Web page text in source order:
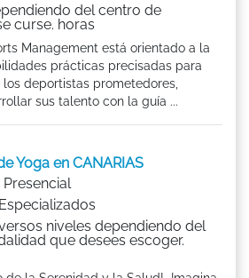
del centro de
curse. horas
Management está orientado a la
prácticas precisadas para
deportistas prometedores,
sus talento con la guía ...
Yoga en CANARIAS
niveles dependiendo del
que desees escoger.